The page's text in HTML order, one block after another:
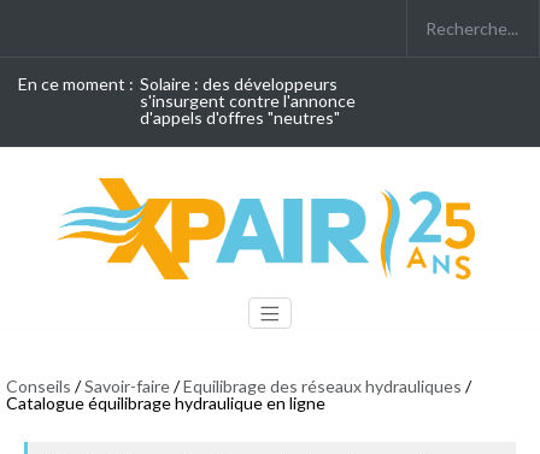
En ce moment : Solaire : des développeurs
s'insurgent contre l'annonce
d'appels d'offres "neutres"
Conseils /Savoir-faire/Equilibrage des réseaux hydrauliques /
Catalogue équilibrage hydraulique en ligne